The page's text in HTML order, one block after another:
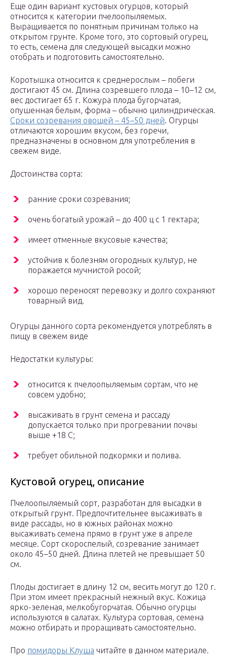
Еще один вариант кустовых огурцов, который
относится к категории пчелоопыляемых.
Выращивается по понятным причинам только на
открытом грунте. Кроме того, это сортовый огурец,
то есть, семена для следующей высадки можно
отобрать и подготовить самостоятельно.
Коротышка относится к среднерослым – побеги
достигают 45 см. Длина созревшего плода – 10–12 см,
вес достигает 65 г. Кожура плода бугорчатая,
опушенная белым, форма – обычно цилиндрическая.
Сроки созревания овощей – 45–50 дней. Огурцы
отличаются хорошим вкусом, без горечи,
предназначены в основном для употребления в
свежем виде.
Достоинства сорта:
ранние сроки созревания;
очень богатый урожай – до 400 ц с 1 гектара;
имеет отменные вкусовые качества;
устойчив к болезням огородных культур, не
поражается мучнистой росой;
хорошо переносят перевозку и долго сохраняют
товарный вид.
Огурцы данного сорта рекомендуется употреблять в
пищу в свежем виде
Недостатки культуры:
относится к пчелоопыляемым сортам, что не
совсем удобно;
высаживать в грунт семена и рассаду
допускается только при прогревании почвы
выше +18 С;
требует обильной подкормки и полива.
Кустовой огурец, описание
Пчелоопыляемый сорт, разработан для высадки в
открытый грунт. Предпочтительнее высаживать в
виде рассады, но в южных районах можно
высаживать семена прямо в грунт уже в апреле
месяце. Сорт скороспелый, созревание занимает
около 45–50 дней. Длина плетей не превышает 50
см.
Плоды достигает в длину 12 см, весить могут до 120 г.
При этом имеет прекрасный нежный вкус. Кожица
ярко-зеленая, мелкобугорчатая. Обычно огурцы
используются в салатах. Культура сортовая, семена
можно отбирать и проращивать самостоятельно.
Про помидоры Клуша читайте в данном материале.